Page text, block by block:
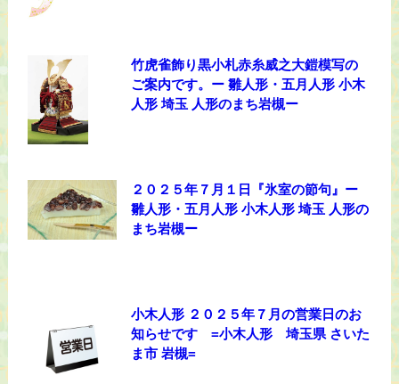
竹虎雀飾り黒小札赤糸威之大鎧模写の
ご案内です。ー 雛人形・五月人形 小木
人形 埼玉 人形のまち岩槻ー
２０２５年７月１日『氷室の節句』ー
雛人形・五月人形 小木人形 埼玉 人形の
まち岩槻ー
小木人形 ２０２５年７月の営業日のお
知らせです =小木人形 埼玉県 さいた
ま市 岩槻=